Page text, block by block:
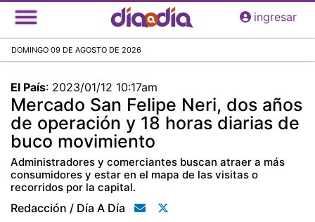
Pasar
al
principal
ingresar
DOMINGO 09 DE AGOSTO DE 2026
El País: 2023/01/12 10:17am
Mercado San Felipe Neri, dos años
de operación y 18 horas diarias de
buco movimiento
Administradores y comerciantes buscan atraer a más
consumidores y estar en el mapa de las visitas o
recorridos por la capital.
Redacción / Día A Día